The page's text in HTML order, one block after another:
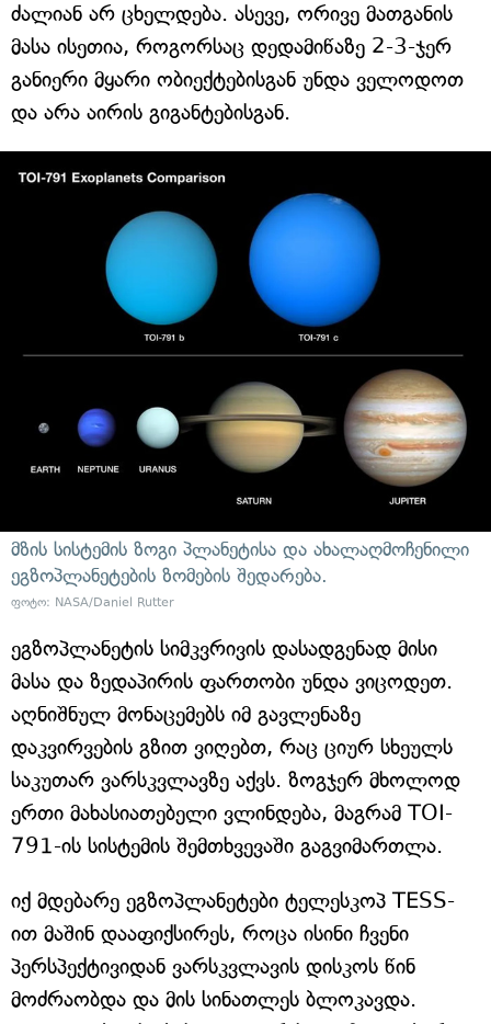
ძალიან არ ცხელდება. ასევე, ორივე მათგანის
მასა ისეთია, როგორსაც დედამიწაზე 2-3-ჯერ
განიერი მყარი ობიექტებისგან უნდა ველოდოთ
და არა აირის გიგანტებისგან.
მზის სისტემის ზოგი პლანეტისა და ახალაღმოჩენილი
ეგზოპლანეტების ზომების შედარება.
ფოტო: NASA/Daniel Rutter
ეგზოპლანეტის სიმკვრივის დასადგენად მისი
მასა და ზედაპირის ფართობი უნდა ვიცოდეთ.
აღნიშნულ მონაცემებს იმ გავლენაზე
დაკვირვების გზით ვიღებთ, რაც ციურ სხეულს
საკუთარ ვარსკვლავზე აქვს. ზოგჯერ მხოლოდ
ერთი მახასიათებელი ვლინდება, მაგრამ TOI-
791-ის სისტემის შემთხვევაში გაგვიმართლა.
იქ მდებარე ეგზოპლანეტები ტელესკოპ TESS-
ით მაშინ დააფიქსირეს, როცა ისინი ჩვენი
პერსპექტივიდან ვარსკვლავის დისკოს წინ
მოძრაობდა და მის სინათლეს ბლოკავდა.